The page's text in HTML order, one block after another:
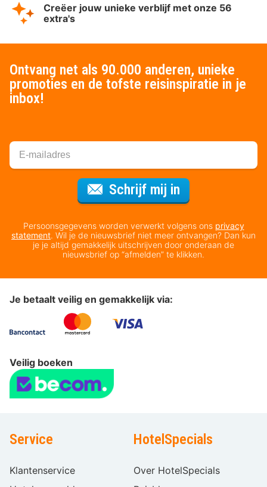
Creëer jouw unieke verblijf met onze 56
extra's
Ontvang net als 90.000 anderen, unieke
promoties en de tofste reisinspiratie in je
inbox!
Schrijf mij in
Persoonsgegevens worden verwerkt volgens ons privacy
statement. Wil je de nieuwsbrief niet meer ontvangen? Dan kun
je je altijd gemakkelijk uitschrijven door onderaan de
nieuwsbrief op “afmelden” te klikken.
Je betaalt veilig en gemakkelijk via:
Veilig boeken
Service
Klantenservice
HotelSpecials
Over HotelSpecials